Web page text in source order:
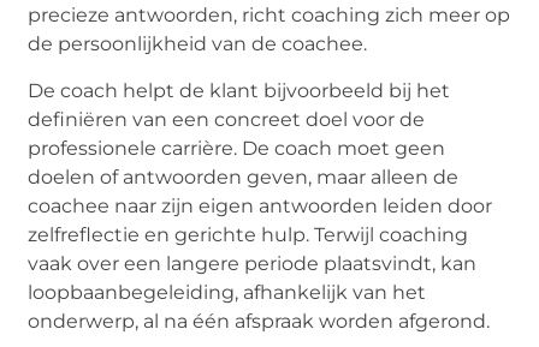
precieze antwoorden, richt coaching zich meer op
de persoonlijkheid van de coachee.
De coach helpt de klant bijvoorbeeld bij het
definiëren van een concreet doel voor de
professionele carrière. De coach moet geen
doelen of antwoorden geven, maar alleen de
coachee naar zijn eigen antwoorden leiden door
zelfreflectie en gerichte hulp. Terwijl coaching
vaak over een langere periode plaatsvindt, kan
loopbaanbegeleiding, afhankelijk van het
onderwerp, al na één afspraak worden afgerond.